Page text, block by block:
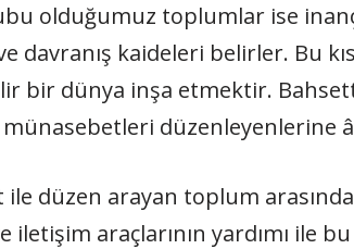
olduğumuz toplumlar ise
davranış kaideleri belirler. Bu
bir dünya inşa etmektir.
düzenleyenlerine
düzen arayan toplum
iletişim araçlarının yardımı ile